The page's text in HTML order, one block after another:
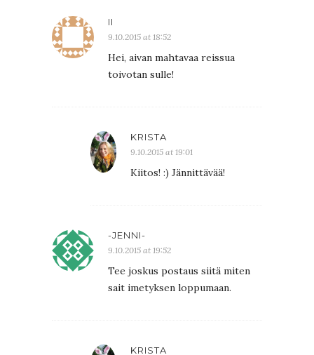
II
9.10.2015 at 18:52
Hei, aivan mahtavaa reissua
toivotan sulle!
KRISTA
9.10.2015 at 19:01
Kiitos! :) Jännittävää!
-JENNI-
9.10.2015 at 19:52
Tee joskus postaus siitä miten
sait imetyksen loppumaan.
KRISTA